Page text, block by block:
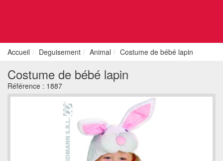
Accueil Deguisement Animal Costume de bébé lapin
Costume de bébé lapin
Référence : 1887